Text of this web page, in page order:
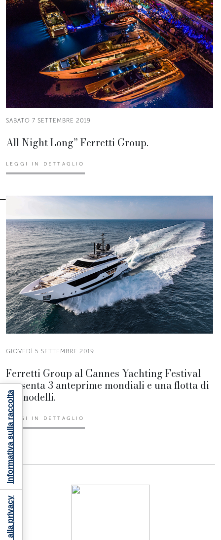
SABATO 7 SETTEMBRE 2019
All Night Long” Ferretti Group.
LEGGI IN DETTAGLIO
GIOVEDÌ 5 SETTEMBRE 2019
Ferretti Group al Cannes Yachting Festival
presenta 3 anteprime mondiali e una flotta di
22 modelli.
LEGGI IN DETTAGLIO
Informativa sulla raccolta